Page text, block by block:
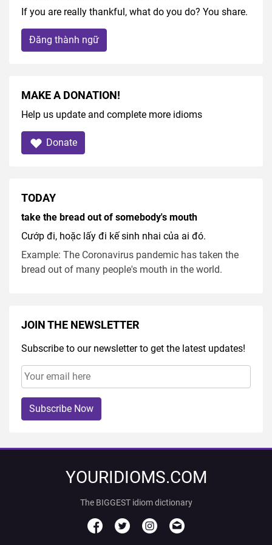
If you are really thankful, what do you do? You share.
Đăng thành ngữ
MAKE A DONATION!
Help us update and complete more idioms
Donate
TODAY
take the bread out of somebody's mouth
Cướp đi, hoặc lấy đi kế sinh nhai của ai đó.
Example: The Coronavirus pandemic has taken the
bread out of many people's mouth in the world.
JOIN THE NEWSLETTER
Subscribe to our newsletter to get the latest updates!
Subscribe Now
YOURIDIOMS.COM
The BIGGEST idiom dictionary